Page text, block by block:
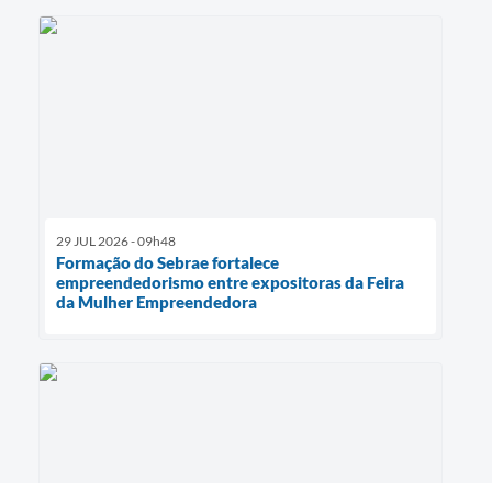
29 JUL 2026 - 09h48
Formação do Sebrae fortalece
empreendedorismo entre expositoras da Feira
da Mulher Empreendedora